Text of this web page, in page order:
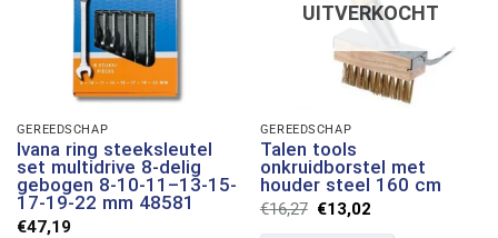
GEREEDSCHAP
Ivana ring steeksleutel
set multidrive 8-delig
gebogen 8-10-11–13-15-
17-19-22 mm 48581
€47,19
UITVERKOCHT
GEREEDSCHAP
Talen tools
onkruidborstel met
houder steel 160 cm
€16,27 Oorspronkelijke
prijs
€13,02